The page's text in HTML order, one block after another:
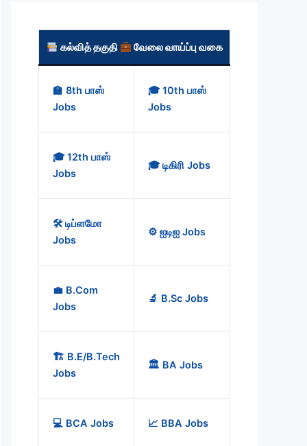
கல்வித் தகுதி வேலை வாய்ப்பு வகை
🏫 8th பாஸ்
Jobs
🎓 10th பாஸ்
Jobs
🎓 12th பாஸ்
Jobs
🎓 டிகிரி Jobs
🛠️ டிப்ளமோ
Jobs
⚙️ ஐடிஐ Jobs
💼 B.Com
Jobs
🔬 B.Sc Jobs
🏗️ B.E/B.Tech
Jobs
🏛️ BA Jobs
💻 BCA Jobs 📈 BBA Jobs